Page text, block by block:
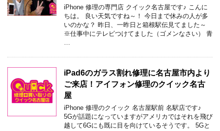
iPhone 修理の専門店 クイック名古屋です♪ こんに
ちは。 良い天気ですね～！ 今日まで休みの人が多
いのかな？ 昨日、一昨日と箱根駅伝見てました～
※仕事中にテレビつけてました（ゴメンなさい） 青
iPad6のガラス割れ修理に名古屋市内より
ご来店！アイフォン修理のクイック名古
屋
iPhone 修理のクイック 名古屋駅前 名駅店です♪
5Gが話題になっていますがアメリカではそれを飛び
越して6Gにも既に目を向けているそうです。 5Gと